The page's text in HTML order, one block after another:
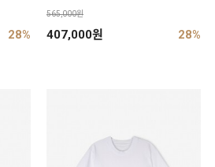
28%
565,000원
407,000원 28%